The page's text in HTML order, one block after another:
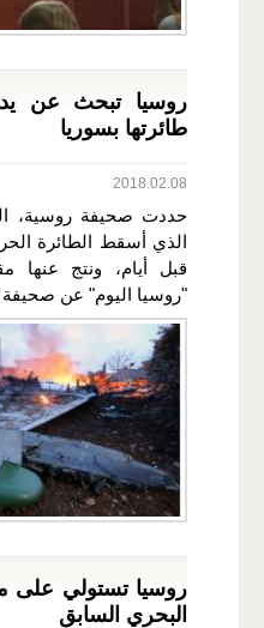
روسيا تبحث عن يد
طائرتها بسوريا
2018.02.08
حددت صحيفة روسية،
قبل أيام، ونتج عنها
"روسيا اليوم" عن صحيفة
روسيا تستولي على
البحري السابق